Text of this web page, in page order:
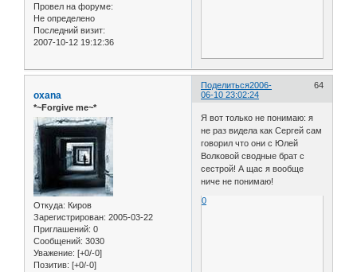
Провел на форуме:
Не определено
Последний визит:
2007-10-12 19:12:36
Поделиться 64
2006-
06-10 23:02:24
oxana
*~Forgive me~*
Откуда: Киров
Зарегистрирован: 2005-03-22
Приглашений: 0
Сообщений: 3030
Уважение: [+0/-0]
Позитив: [+0/-0]
Я вот только не понимаю: я
не раз видела как Сергей сам
говорил что они с Юлей
Волковой сводные брат с
сестрой! А щас я вообще
ниче не понимаю!
0